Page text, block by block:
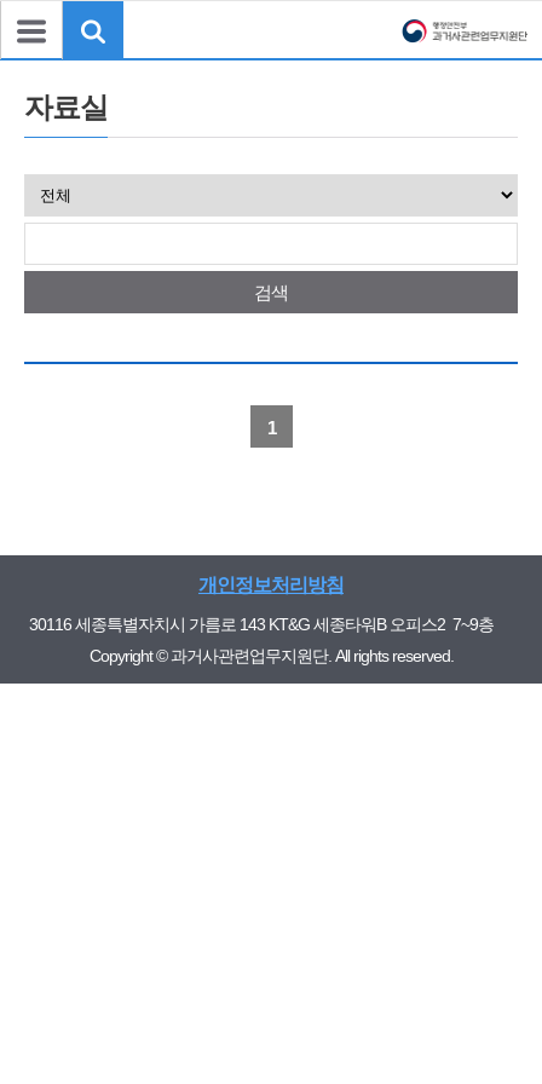
자료실
검색
1
개인정보처리방침
30116 세종특별자치시 가름로 143 KT&G 세종타워B 오피스2 7~9층
Copyright © 과거사관련업무지원단. All rights reserved.